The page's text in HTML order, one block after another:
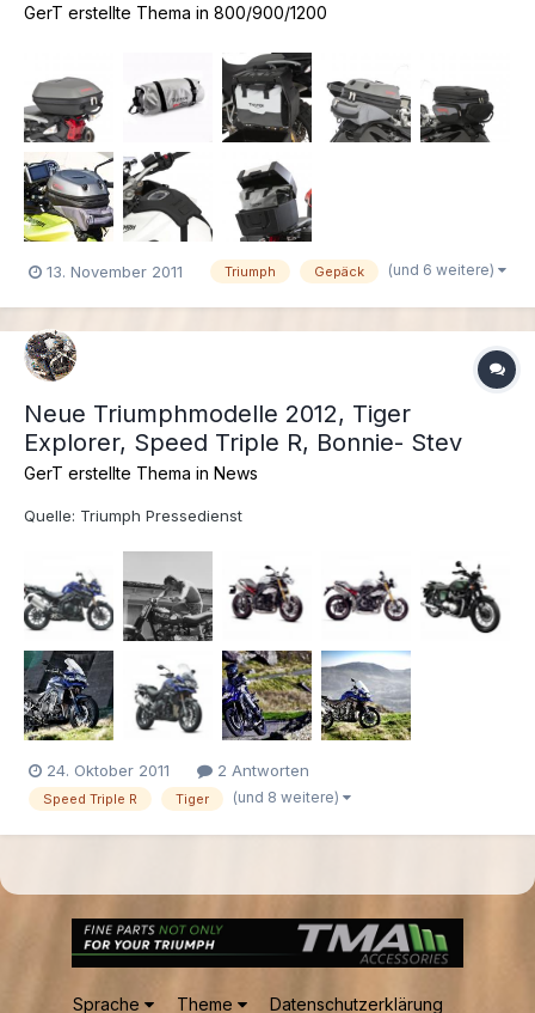
GerT erstellte Thema in 800/900/1200
13. November 2011 Triumph Gepäck (und 6 weitere)
Neue Triumphmodelle 2012, Tiger
Explorer, Speed Triple R, Bonnie- Stev
GerT erstellte Thema in News
Quelle: Triumph Pressedienst
24. Oktober 2011 2 Antworten
Speed Triple R Tiger (und 8 weitere)
Sprache Theme Datenschutzerklärung